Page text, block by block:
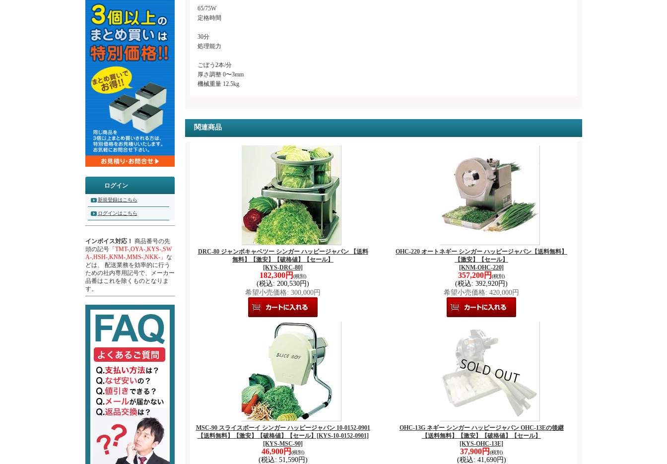
ログイン
新規登録はこちら
ログインはこちら
インボイス対応！ 商品番号の先
頭の記号「TMT-,OYA-,KYS-,SW
A-,HSH-,KNM-,MMS-,NKK-」 な
どは、 配送業務を効率的に行う
ための社内専用記号で、メーカー
品番はこれを除くものとなりま
す。
65/75W
定格時間
30分
処理能力
ごぼう2本/分
厚さ調整 0〜3mm
機械重量 12.5kg
関連商品
DRC-80 ジャンボキャベツー シンガー ハッピージャパン 【送料
無料】【激安】【破格値】【セール】
[KYS-DRC-80]
182,300円 (税別)
(税込: 200,530円)
希望小売価格: 300,000円
OHC-220 オートネギー シンガー ハッピージャパン【送料無料】
【激安】【セール】
[KNM-OHC-220]
357,200円 (税別)
(税込: 392,920円)
希望小売価格: 420,000円
MSC-90 スライスボーイ シンガー ハッピージャパン 10-0152-0901
【送料無料】【激安】【破格値】【セール】[KYS-10-0152-0901]
[KYS-MSC-90]
46,900円 (税別)
(税込: 51,590円)
OHC-13G ネギー シンガー ハッピージャパン OHC-13Eの後継
【送料無料】【激安】【破格値】【セール】
[KYS-OHC-13E]
37,900円 (税別)
(税込: 41,690円)